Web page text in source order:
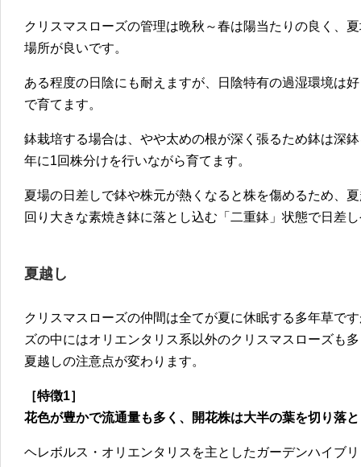
クリスマスローズの管理は晩秋～春は陽当たりの良く、
場所が良いです。
ある程度の日陰にも耐えますが、日陰特有の過湿環境は
で育てます。
鉢栽培する場合は、やや太めの根が深く張るため鉢は深
年に1回株分けを行いながら育てます。
夏場の日差しで鉢や株元が熱くなると株を傷めるため、
回り大きな素焼き鉢に落とし込む「二重鉢」状態で日差
夏越し
クリスマスローズの仲間は全てが夏に休眠する多年草で
ズの中にはオリエンタリス系以外のクリスマスローズも
夏越しの注意点が変わります。
［特徴1］
花色が豊かで流通量も多く、開花株は大半の葉を切り落
ヘレボルス・オリエンタリスを主としたガーデンハイブ